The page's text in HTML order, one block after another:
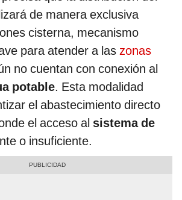
de manera exclusiva
cisterna, mecanismo
para atender a las zonas
no cuentan con conexión al
potable. Esta modalidad
el abastecimiento directo
el acceso al sistema de
o insuficiente.